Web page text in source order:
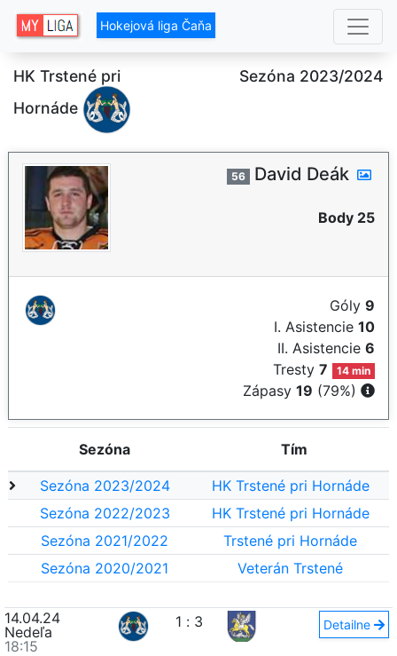
Hokejová liga Čaňa
HK Trstené pri
Hornáde
Sezóna 2023/2024
56 David Deák
Body 25
Góly 9
I. Asistencie 10
II. Asistencie 6
Tresty7 14 min
Zápasy 19 (79%)
Sezóna Tím
Sezóna 2023/2024
HK Trstené pri Hornáde
Sezóna 2022/2023
HK Trstené pri Hornáde
Sezóna 2021/2022
Trstené pri Hornáde
Sezóna 2020/2021
Veterán Trstené
14.04.24
Nedeľa
18:15
1 : 3 Detailne